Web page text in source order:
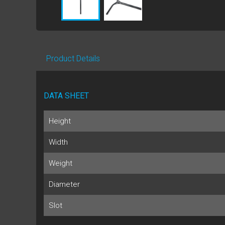
Product Details
DATA SHEET
Height
Width
Weight
Diameter
Slot